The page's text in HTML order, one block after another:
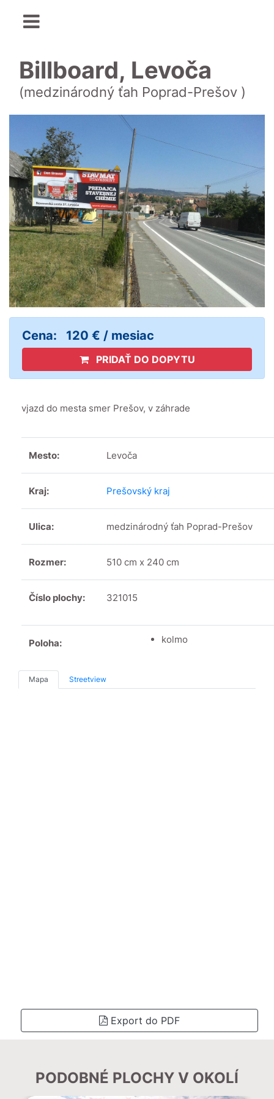
Billboard, Levoča
(medzinárodný ťah Poprad-Prešov )
Cena: 120 € / mesiac
PRIDAŤ DO DOPYTU
vjazd do mesta smer Prešov, v záhrade
Mesto: Levoča
Kraj: Prešovský kraj
Ulica: medzinárodný ťah Poprad-Prešov
Rozmer: 510 cm x 240 cm
Číslo plochy: 321015
Poloha: kolmo
Mapa Streetview
Export do PDF
PODOBNÉ PLOCHY V OKOLÍ